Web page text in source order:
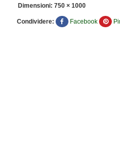
Dimensioni: 750 × 1000
Condividere: Facebook